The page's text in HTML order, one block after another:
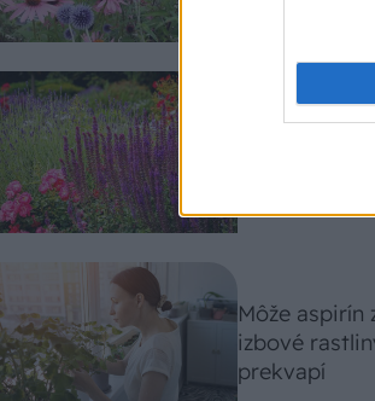
Nemusí to
Môže
izbové
prekvapí